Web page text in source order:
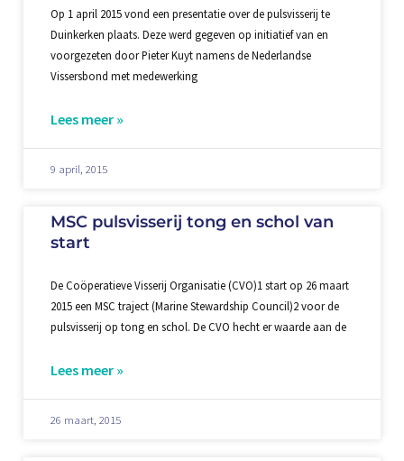
Op 1 april 2015 vond een presentatie over de pulsvisserij te
Duinkerken plaats. Deze werd gegeven op initiatief van en
voorgezeten door Pieter Kuyt namens de Nederlandse
Vissersbond met medewerking
Lees meer »
9 april, 2015
MSC pulsvisserij tong en schol van
start
De Coöperatieve Visserij Organisatie (CVO)1 start op 26 maart
2015 een MSC traject (Marine Stewardship Council)2 voor de
pulsvisserij op tong en schol. De CVO hecht er waarde aan de
Lees meer »
26 maart, 2015